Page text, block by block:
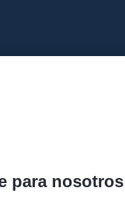
española,
en las
para